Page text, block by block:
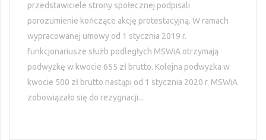
przedstawiciele strony społecznej podpisali
porozumienie kończące akcję protestacyjną. W ramach
wypracowanej umowy od 1 stycznia 2019 r.
funkcjonariusze służb podległych MSWiA otrzymają
podwyżkę w kwocie 655 zł brutto. Kolejna podwyżka w
kwocie 500 zł brutto nastąpi od 1 stycznia 2020 r. MSWiA
zobowiązało się do rezygnacji...